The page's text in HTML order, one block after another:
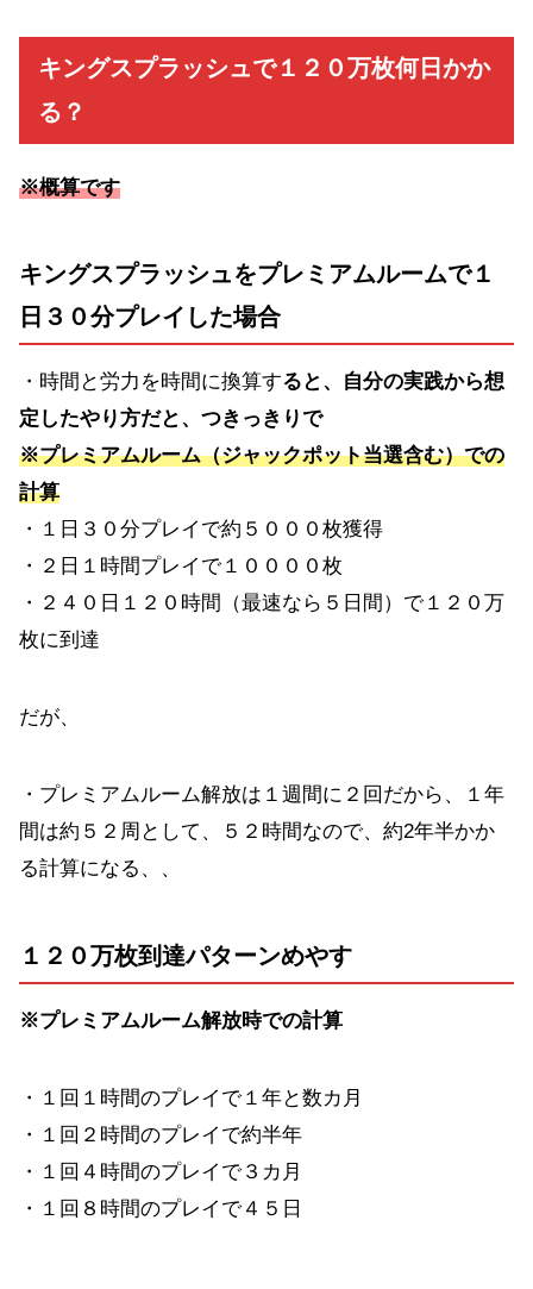
キングスプラッシュで１２０万枚何日かか
る？
※概算です
キングスプラッシュをプレミアムルームで１
日３０分プレイした場合
・時間と労力を時間に換算すると、自分の実践から想
定したやり方だと、つきっきりで
※プレミアムルーム（ジャックポット当選含む）での
計算
・１日３０分プレイで約５０００枚獲得
・２日１時間プレイで１００００枚
・２４０日１２０時間（最速なら５日間）で１２０万
枚に到達
だが、
・プレミアムルーム解放は１週間に２回だから、１年
間は約５２周として、５２時間なので、約2年半かか
る計算になる、、
１２０万枚到達パターンめやす
※プレミアムルーム解放時での計算
・１回１時間のプレイで１年と数カ月
・１回２時間のプレイで約半年
・１回４時間のプレイで３カ月
・１回８時間のプレイで４５日